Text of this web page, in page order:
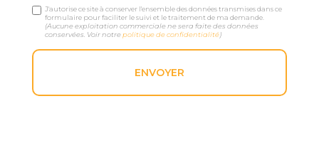
J'autorise ce site à conserver l'ensemble des données transmises dans ce
formulaire pour faciliter le suivi et le traitement de ma demande.
(Aucune exploitation commerciale ne sera faite des données
conservées. Voir notrepolitique de confidentialité)